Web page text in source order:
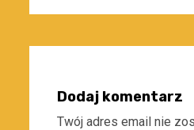
Dodaj komentarz
Twój adres email nie